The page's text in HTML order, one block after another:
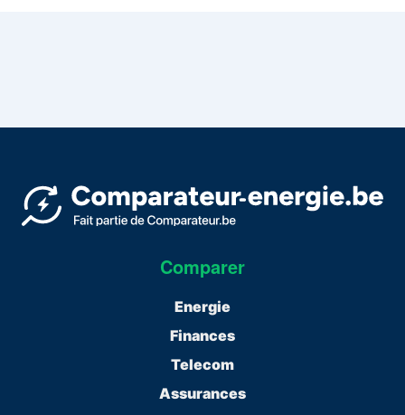
Comparer
Energie
Finances
Telecom
Assurances